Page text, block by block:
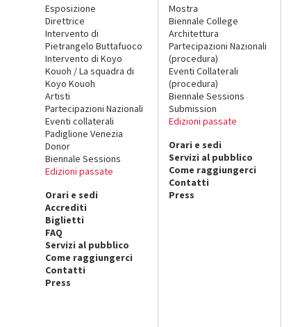
Esposizione
Direttrice
Intervento di
Pietrangelo Buttafuoco
Intervento di Koyo
Kouoh / La squadra di
Koyo Kouoh
Artisti
Partecipazioni Nazionali
Eventi collaterali
Padiglione Venezia
Donor
Biennale Sessions
Edizioni passate
Orari e sedi
Accrediti
Biglietti
FAQ
Servizi al pubblico
Come raggiungerci
Contatti
Press
Mostra
Biennale College
Architettura
Partecipazioni Nazionali
(procedura)
Eventi Collaterali
(procedura)
Biennale Sessions
Submission
Edizioni passate
Orari e sedi
Servizi al pubblico
Come raggiungerci
Contatti
Press